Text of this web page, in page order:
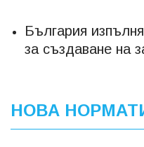
България
за създаване на
НОВА